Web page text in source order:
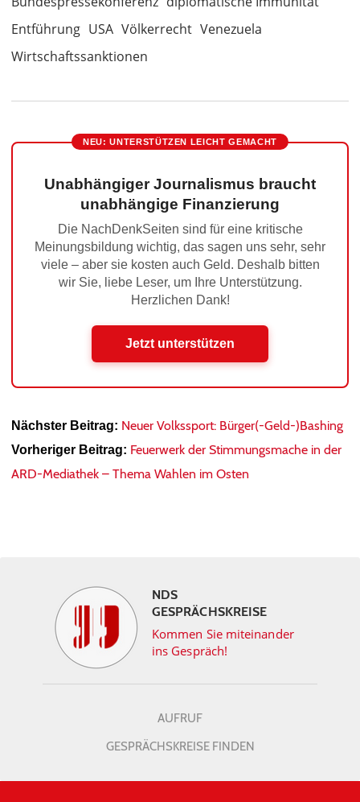
Entführung USA Völkerrecht Venezuela
Wirtschaftssanktionen
NEU: UNTERSTÜTZEN LEICHT GEMACHT
Unabhängiger Journalismus braucht
unabhängige Finanzierung
Die NachDenkSeiten sind für eine kritische
Meinungsbildung wichtig, das sagen uns sehr, sehr
viele – aber sie kosten auch Geld. Deshalb bitten
wir Sie, liebe Leser, um Ihre Unterstützung.
Herzlichen Dank!
Jetzt unterstützen
Nächster Beitrag: Neuer Volkssport: Bürger(-Geld-)Bashing
Vorheriger Beitrag: Feuerwerk der Stimmungsmache in der
ARD-Mediathek – Thema Wahlen im Osten
NDS
GESPRÄCHSKREISE
Kommen Sie miteinander
ins Gespräch!
AUFRUF
GESPRÄCHSKREISE FINDEN